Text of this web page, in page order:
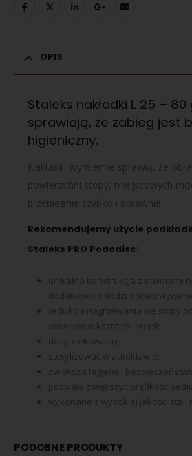
OPIS
Staleks nakładki L 25 –
sprawiają, że ​​zabieg jest
higieniczny.
Nakładki wymienne sprawią, że
powierzchni stopy, miejscowych
przebiegnie szybko i sprawnie.
Rekomendujemy użycie
Staleks PRO Pododisc:
unikalna konstrukcja z otworami
dodatkowo chłodzi
redukcja nagrzewania się stopy
otworom w kształcie kropli;
dezynfekowalny;
sterylizować w autoklawie;
zwiększa higienę i
pozwala zwiększyć prędkość
wykonane z wysokiej jakości stali
PODOBNE PRODUKTY